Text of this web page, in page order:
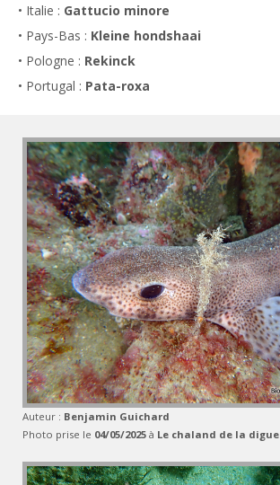
• Italie : Gattucio minore
• Pays-Bas : Kleine hondshaai
• Pologne : Rekinck
• Portugal : Pata-roxa
Auteur : Benjamin Guichard
Photo prise le 04/05/2025 à Le chaland de la digue